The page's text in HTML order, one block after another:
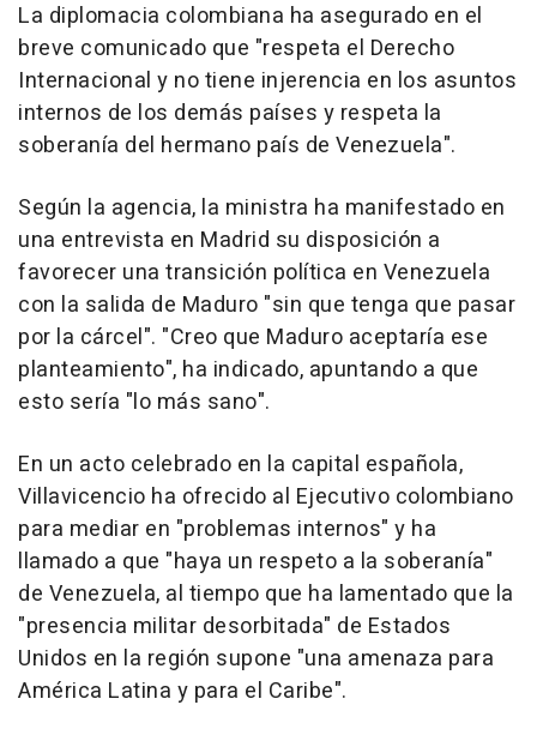
La diplomacia colombiana ha asegurado en el
breve comunicado que "respeta el Derecho
Internacional y no tiene injerencia en los asuntos
internos de los demás países y respeta la
soberanía del hermano país de Venezuela".
Según la agencia, la ministra ha manifestado en
una entrevista en Madrid su disposición a
favorecer una transición política en Venezuela
con la salida de Maduro "sin que tenga que pasar
por la cárcel". "Creo que Maduro aceptaría ese
planteamiento", ha indicado, apuntando a que
esto sería "lo más sano".
En un acto celebrado en la capital española,
Villavicencio ha ofrecido al Ejecutivo colombiano
para mediar en "problemas internos" y ha
llamado a que "haya un respeto a la soberanía"
de Venezuela, al tiempo que ha lamentado que la
"presencia militar desorbitada" de Estados
Unidos en la región supone "una amenaza para
América Latina y para el Caribe".